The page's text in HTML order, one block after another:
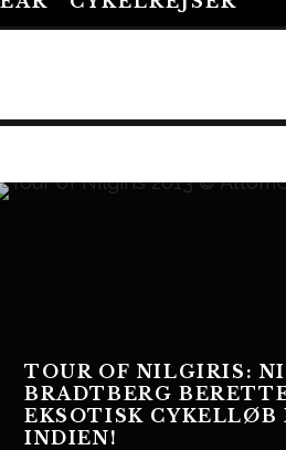
TOUR OF NILGIRIS:
BRADTBERG
EKSOTISK CYKELLØB
INDIEN!